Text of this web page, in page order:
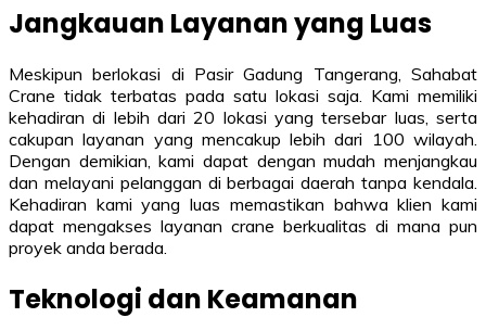
Jangkauan Layanan yang Luas
Meskipun berlokasi di Pasir Gadung Tangerang, Sahabat
Crane tidak terbatas pada satu lokasi saja. Kami memiliki
kehadiran di lebih dari 20 lokasi yang tersebar luas, serta
cakupan layanan yang mencakup lebih dari 100 wilayah.
Dengan demikian, kami dapat dengan mudah menjangkau
dan melayani pelanggan di berbagai daerah tanpa kendala.
Kehadiran kami yang luas memastikan bahwa klien kami
dapat mengakses layanan crane berkualitas di mana pun
proyek anda berada.
Teknologi dan Keamanan